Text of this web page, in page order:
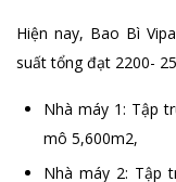
Hiện nay, Bao Bì
suất tổng đạt 2200-
Nhà máy 1: Tập
mô 5,600m2,
Nhà máy 2: Tập